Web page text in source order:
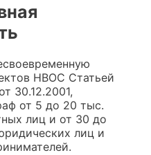
НВОС Статьей
30.12.2001,
от 5 до 20 тыс.
лиц и от 30 до
лиц и